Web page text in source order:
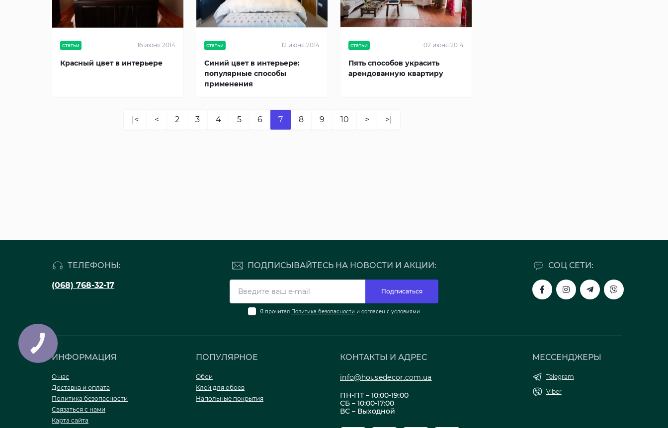
статьи 16 июня 2014
Красный цвет в интерьере
статьи 12 июня 2014
Синий цвет в интерьере:
популярные способы
применения
статьи 02 июня 2014
Пять способов украсить
арендованную квартиру
|< < 2 3 4 5 6 7 8 9 10 > >|
ТЕЛЕФОНЫ:
(068) 768-32-17
СОЦ СЕТИ:
ПОДПИСЫВАЙТЕСЬ НА НОВОСТИ И АКЦИИ:
Подписаться
Я прочитал Политика безопасности и согласен с условиями
ИНФОРМАЦИЯ
О нас
Доставка и оплата
Политика безопасности
Связаться с нами
Карта сайта
ПОПУЛЯРНОЕ
Обои
Клей для обоев
Напольные покрытия
КОНТАКТЫ И АДРЕС
info@housedecor.com.ua
ПН-ПТ – 10:00-19:00
СБ – 10:00-17:00
ВС – Выходной
МЕССЕНДЖЕРЫ
Telegram
Viber